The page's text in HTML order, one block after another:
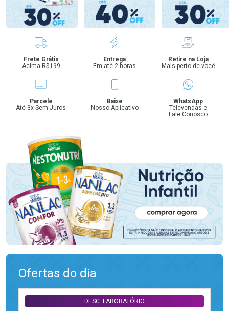
Benefícios
Frete Grátis
Acima R$199
Entrega
Em até 2 horas
Retire na Loja
Mais perto de você
Parcele
Até 3x Sem Juros
Baixe
Nosso Aplicativo
WhatsApp
Televendas e
Fale Conosco
Ofertas do dia
DESC. LABORATÓRIO